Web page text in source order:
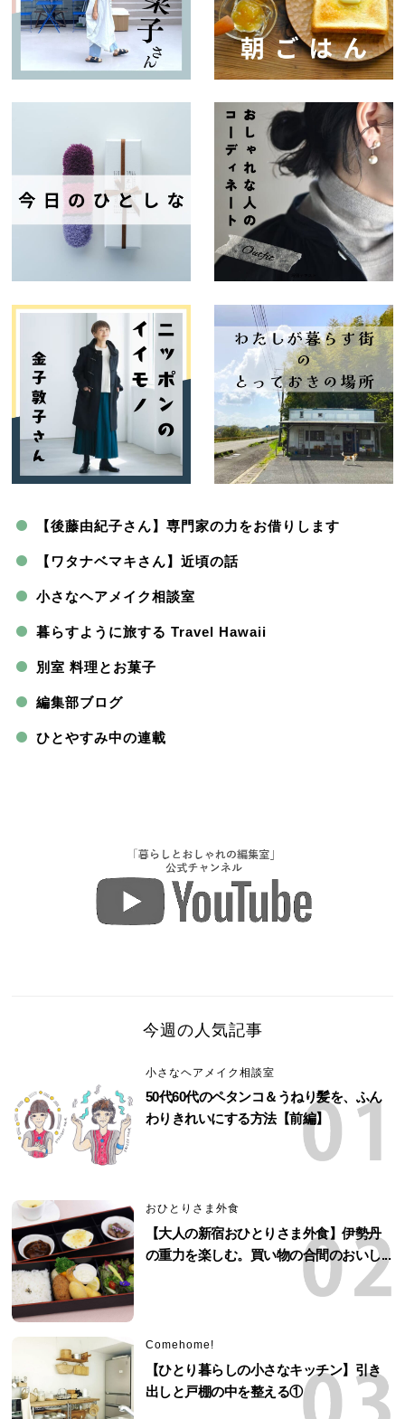
【後藤由紀子さん】専門家の力をお借りします
【ワタナベマキさん】近頃の話
小さなヘアメイク相談室
暮らすように旅する Travel Hawaii
別室 料理とお菓子
編集部ブログ
ひとやすみ中の連載
今週の人気記事
小さなヘアメイク相談室
50代60代のペタンコ＆うねり髪を、ふん
わりきれいにする方法【前編】
おひとりさま外食
【大人の新宿おひとりさま外食】伊勢丹
の重力を楽しむ。買い物の合間のおいし...
Comehome!
【ひとり暮らしの小さなキッチン】引き
出しと戸棚の中を整える①